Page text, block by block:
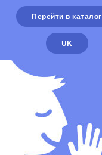
Перейти в каталог
UK